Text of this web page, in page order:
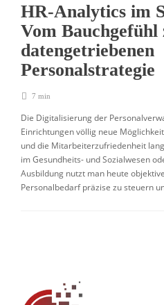
HR-Analytics im
Vom Bauchgefühl
datengetriebenen
Personalstrategie
7 min
Die Digitalisierung der
Einrichtungen völlig neue
und die Mitarbeiterzufriedenheit
im Gesundheits- und Sozialwesen
Ausbildung nutzt man heute
Personalbedarf präzise zu steuern